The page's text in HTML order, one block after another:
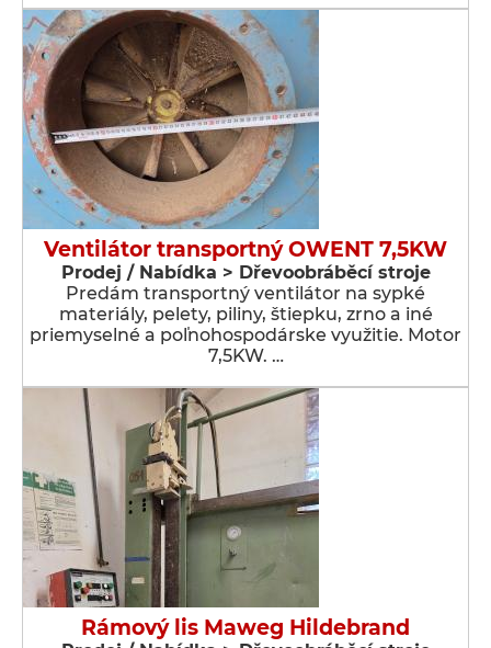
Ventilátor transportný OWENT 7,5KW
Prodej / Nabídka > Dřevoobráběcí stroje
Predám transportný ventilátor na sypké
materiály, pelety, piliny, štiepku, zrno a iné
priemyselné a poľnohospodárske využitie. Motor
7,5KW. …
Rámový lis Maweg Hildebrand